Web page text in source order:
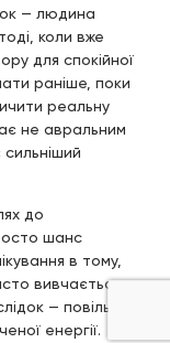
— людина
коли вже
для спокійної
раніше, поки
реальну
не авральним
до
шанс
в тому,
вивчається
— повільний
енергії.